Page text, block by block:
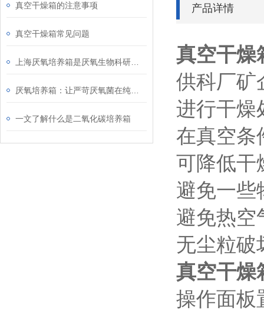
真空干燥箱的注意事项
真空干燥箱常见问题
一文了解什么是二氧化碳培养箱
产品详情
真空干燥
供科厂矿
进行干燥
在真空条
可降低干
避免一些
避免热空
无尘粒破
真空干燥
操作面板